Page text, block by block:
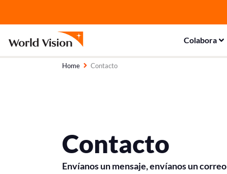
Colabora
Home Contacto
Contacto
Envíanos un mensaje, envíanos un correo